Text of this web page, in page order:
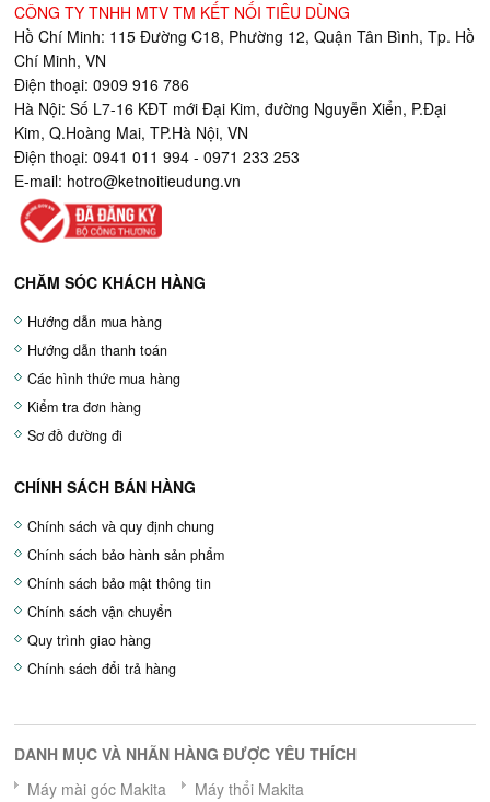
CÔNG TY TNHH MTV TM KẾT NỐI TIÊU DÙNG
Hồ Chí Minh: 115 Đường C18, Phường 12, Quận Tân Bình, Tp. Hồ
Chí Minh, VN
Điện thoại: 0909 916 786
Hà Nội: Số L7-16 KĐT mới Đại Kim, đường Nguyễn Xiển, P.Đại
Kim, Q.Hoàng Mai, TP.Hà Nội, VN
Điện thoại: 0941 011 994 - 0971 233 253
E-mail: hotro@ketnoitieudung.vn
CHĂM SÓC KHÁCH HÀNG
Hướng dẫn mua hàng
Hướng dẫn thanh toán
Các hình thức mua hàng
Kiểm tra đơn hàng
Sơ đồ đường đi
CHÍNH SÁCH BÁN HÀNG
Chính sách và quy định chung
Chính sách bảo hành sản phẩm
Chính sách bảo mật thông tin
Chính sách vận chuyển
Quy trình giao hàng
Chính sách đổi trả hàng
DANH MỤC VÀ NHÃN HÀNG ĐƯỢC YÊU THÍCH
Máy mài góc Makita
Máy thổi Makita